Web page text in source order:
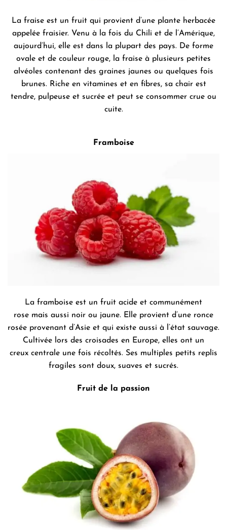
La fraise est un fruit qui provient d’une plante herbacée
appelée fraisier. Venu à la fois du Chili et de l’Amérique,
aujourd’hui, elle est dans la plupart des pays. De forme
ovale et de couleur rouge, la fraise à plusieurs petites
alvéoles contenant des graines jaunes ou quelques fois
brunes. Riche en vitamines et en fibres, sa chair est
tendre, pulpeuse et sucrée et peut se consommer crue ou
cuite.
Framboise
La framboise est un fruit acide et communément
rose mais aussi noir ou jaune. Elle provient d’une ronce
rosée provenant d’Asie et qui existe aussi à l’état sauvage.
Cultivée lors des croisades en Europe, elles ont un
creux centrale une fois récoltés. Ses multiples petits replis
fragiles sont doux, suaves et sucrés.
Fruit de la passion